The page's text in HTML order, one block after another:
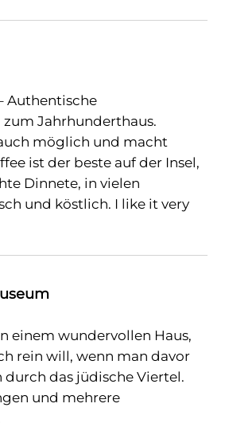
Authentische
Jahrhunderthaus.
möglich und macht
ist der beste auf der Insel,
Dinnete, in vielen
und köstlich. I like it very
einem wundervollen Haus,
rein will, wenn man davor
durch das jüdische Viertel.
und mehrere